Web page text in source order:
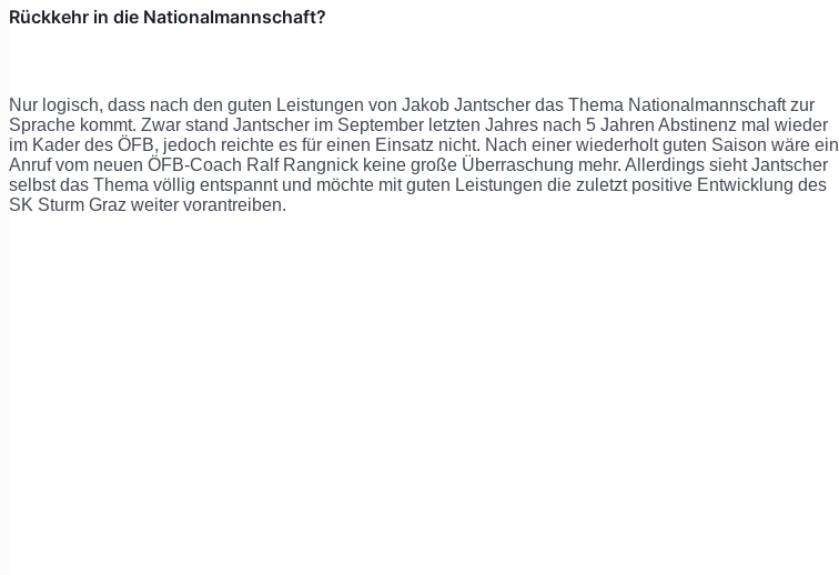
Rückkehr in die Nationalmannschaft?
Nur logisch, dass nach den guten Leistungen von Jakob Jantscher das Thema Nationalmannschaft zur
Sprache kommt. Zwar stand Jantscher im September letzten Jahres nach 5 Jahren Abstinenz mal wieder
im Kader des ÖFB, jedoch reichte es für einen Einsatz nicht. Nach einer wiederholt guten Saison wäre ein
Anruf vom neuen ÖFB-Coach Ralf Rangnick keine große Überraschung mehr. Allerdings sieht Jantscher
selbst das Thema völlig entspannt und möchte mit guten Leistungen die zuletzt positive Entwicklung des
SK Sturm Graz weiter vorantreiben.